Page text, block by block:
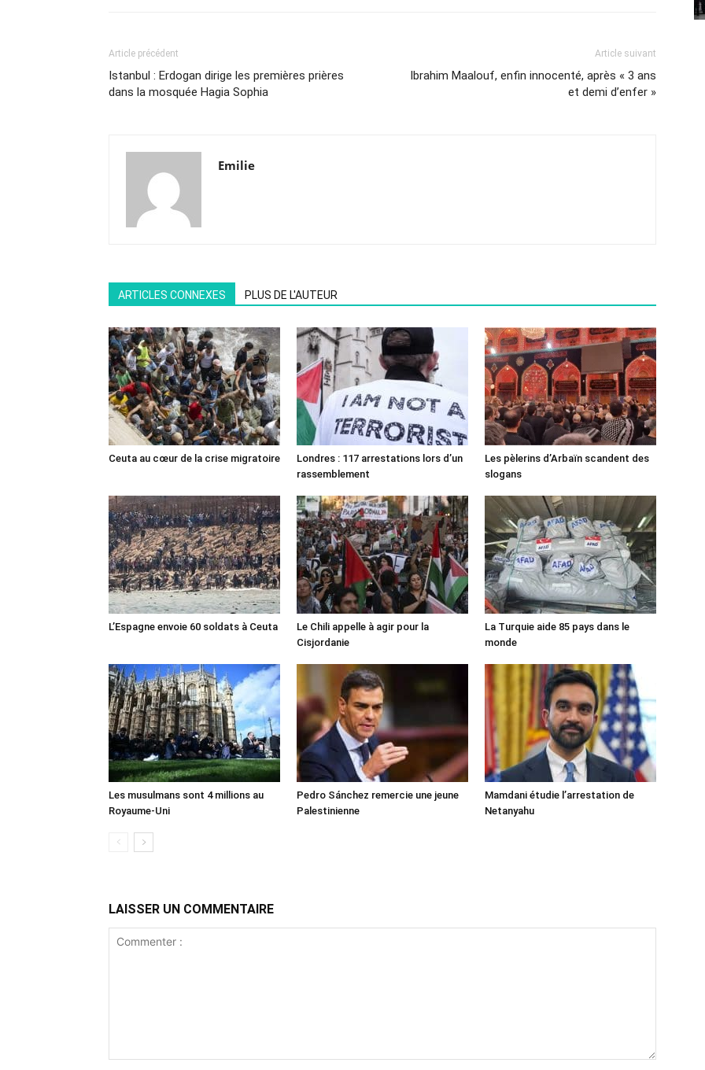
Article précédent
Istanbul : Erdogan dirige les premières prières
dans la mosquée Hagia Sophia
Article suivant
Ibrahim Maalouf, enfin innocenté, après « 3 ans
et demi d’enfer »
Emilie
ARTICLES CONNEXES PLUS DE L'AUTEUR
Ceuta au cœur de la crise migratoire
Londres : 117 arrestations lors d’un
rassemblement
Les pèlerins d’Arbaïn scandent des
slogans
L’Espagne envoie 60 soldats à Ceuta
Le Chili appelle à agir pour la
Cisjordanie
La Turquie aide 85 pays dans le
monde
Les musulmans sont 4 millions au
Royaume-Uni
Pedro Sánchez remercie une jeune
Palestinienne
Mamdani étudie l’arrestation de
Netanyahu
LAISSER UN COMMENTAIRE